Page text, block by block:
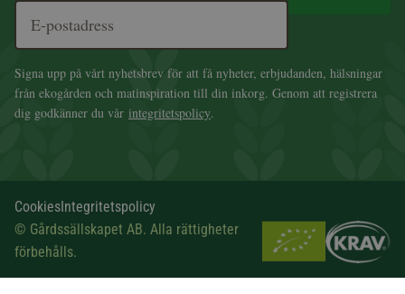
Signa upp på vårt nyhetsbrev för att få nyheter, erbjudanden, hälsningar
från ekogården och matinspiration till din inkorg. Genom att registrera
dig godkänner du vår integritetspolicy.
CookiesIntegritetspolicy
© Gårdssällskapet AB. Alla rättigheter
förbehålls.